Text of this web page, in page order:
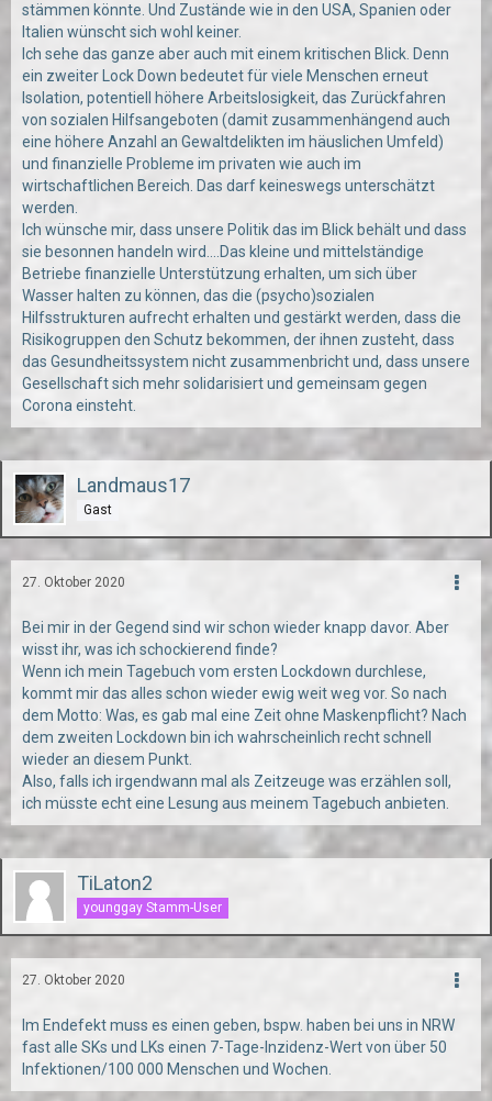
stämmen könnte. Und Zustände wie in den USA, Spanien oder
Italien wünscht sich wohl keiner.
Ich sehe das ganze aber auch mit einem kritischen Blick. Denn
ein zweiter Lock Down bedeutet für viele Menschen erneut
Isolation, potentiell höhere Arbeitslosigkeit, das Zurückfahren
von sozialen Hilfsangeboten (damit zusammenhängend auch
eine höhere Anzahl an Gewaltdelikten im häuslichen Umfeld)
und finanzielle Probleme im privaten wie auch im
wirtschaftlichen Bereich. Das darf keineswegs unterschätzt
werden.
Ich wünsche mir, dass unsere Politik das im Blick behält und dass
sie besonnen handeln wird....Das kleine und mittelständige
Betriebe finanzielle Unterstützung erhalten, um sich über
Wasser halten zu können, das die (psycho)sozialen
Hilfsstrukturen aufrecht erhalten und gestärkt werden, dass die
Risikogruppen den Schutz bekommen, der ihnen zusteht, dass
das Gesundheitssystem nicht zusammenbricht und, dass unsere
Gesellschaft sich mehr solidarisiert und gemeinsam gegen
Corona einsteht.
Landmaus17
Gast
27. Oktober 2020
Bei mir in der Gegend sind wir schon wieder knapp davor. Aber
wisst ihr, was ich schockierend finde?
Wenn ich mein Tagebuch vom ersten Lockdown durchlese,
kommt mir das alles schon wieder ewig weit weg vor. So nach
dem Motto: Was, es gab mal eine Zeit ohne Maskenpflicht? Nach
dem zweiten Lockdown bin ich wahrscheinlich recht schnell
wieder an diesem Punkt.
Also, falls ich irgendwann mal als Zeitzeuge was erzählen soll,
ich müsste echt eine Lesung aus meinem Tagebuch anbieten.
TiLaton2
younggay Stamm-User
27. Oktober 2020
Im Endefekt muss es einen geben, bspw. haben bei uns in NRW
fast alle SKs und LKs einen 7-Tage-Inzidenz-Wert von über 50
Infektionen/100 000 Menschen und Wochen.